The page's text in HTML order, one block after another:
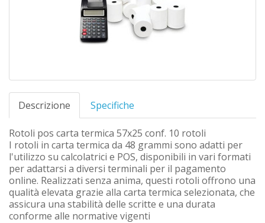
Descrizione Specifiche
Rotoli pos carta termica 57x25 conf. 10 rotoli
I rotoli in carta termica da 48 grammi sono adatti per
l'utilizzo su calcolatrici e POS, disponibili in vari formati
per adattarsi a diversi terminali per il pagamento
online. Realizzati senza anima, questi rotoli offrono una
qualità elevata grazie alla carta termica selezionata, che
assicura una stabilità delle scritte e una durata
conforme alle normative vigenti